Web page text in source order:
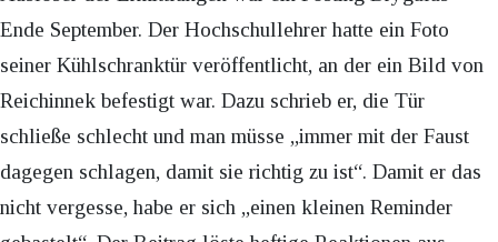
Ende September. Der Hochschullehrer hatte ein Foto
seiner Kühlschranktür veröffentlicht, an der ein Bild von
Reichinnek befestigt war. Dazu schrieb er, die Tür
schließe schlecht und man müsse „immer mit der Faust
dagegen schlagen, damit sie richtig zu ist“. Damit er das
nicht vergesse, habe er sich „einen kleinen Reminder